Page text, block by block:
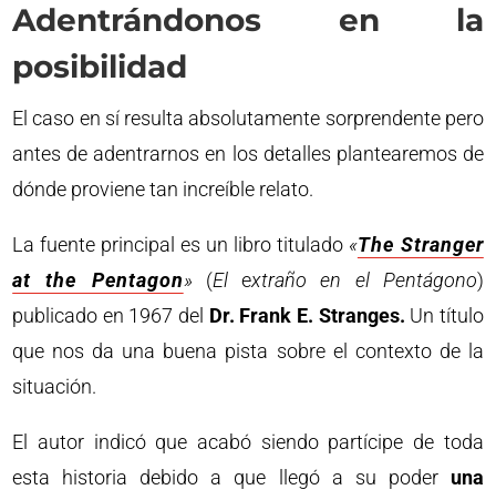
Adentrándonos en la
posibilidad
El caso en sí resulta absolutamente sorprendente pero
antes de adentrarnos en los detalles plantearemos de
dónde proviene tan increíble relato.
La fuente principal es un libro titulado «The Stranger
at the Pentagon» (Elextraño en el Pentágono)
publicado en 1967 del Dr. Frank E. Stranges. Un título
que nos da una buena pista sobre el contexto de la
situación.
El autor indicó que acabó siendo partícipe de toda
esta historia debido a que llegó a su poder una